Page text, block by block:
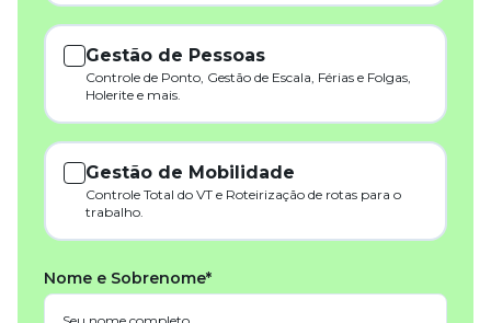
Gestão de Pessoas
Controle de Ponto, Gestão de Escala, Férias e Folgas,
Holerite e mais.
Gestão de Mobilidade
Controle Total do VT e Roteirização de rotas para o
trabalho.
Nome e Sobrenome*